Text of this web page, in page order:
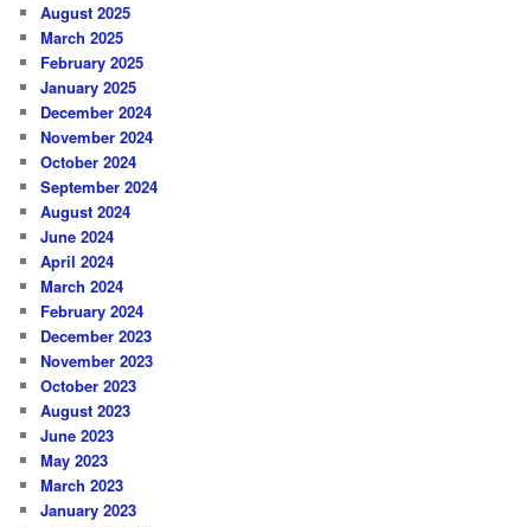
August 2025
March 2025
February 2025
January 2025
December 2024
November 2024
October 2024
September 2024
August 2024
June 2024
April 2024
March 2024
February 2024
December 2023
November 2023
October 2023
August 2023
June 2023
May 2023
March 2023
January 2023